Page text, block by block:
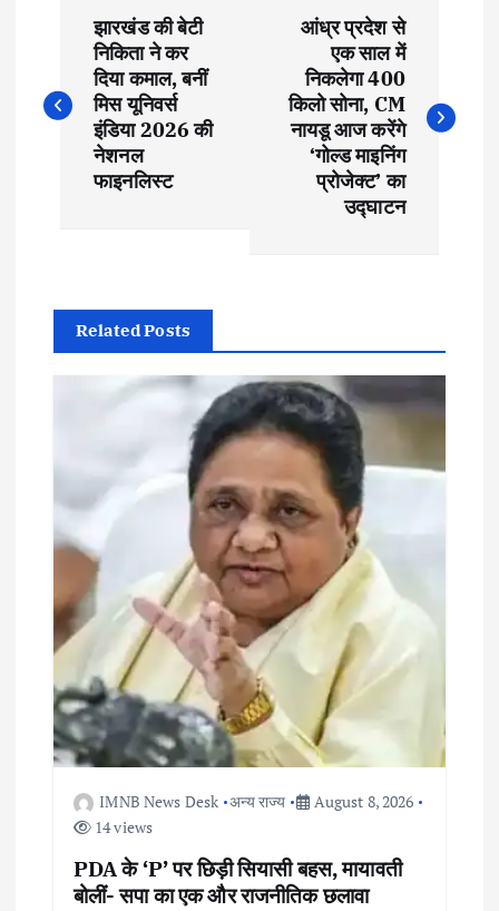
s
a
t
o
n
झारखंड की बेटी
निकिता ने कर
दिया कमाल, बनीं
मिस यूनिवर्स
इंडिया 2026 की
नेशनल
फाइनलिस्ट
आंध्र प्रदेश से
एक साल में
निकलेगा 400
किलो सोना, CM
नायडू आज करेंगे
‘गोल्ड माइनिंग
प्रोजेक्ट’ का
उद्घाटन
Related Posts
IMNB News Desk अन्य राज्य
August 8, 2026
14 views
PDA के ‘P’ पर छिड़ी सियासी बहस, मायावती
बोलीं- सपा का एक और राजनीतिक छलावा